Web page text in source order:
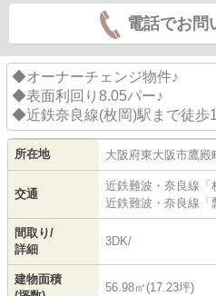
電話でお問
◆オーナーチェンジ物件♪
◆表面利回り8.05パー♪
◆近鉄奈良線(枚岡)駅まで徒歩
所在地 大阪府東大阪市鷹殿
交通
近鉄難波・奈良線 「
近鉄難波・奈良線 「
間取り/
詳細
3DK/
建物面積
56.98㎡(17.23坪)